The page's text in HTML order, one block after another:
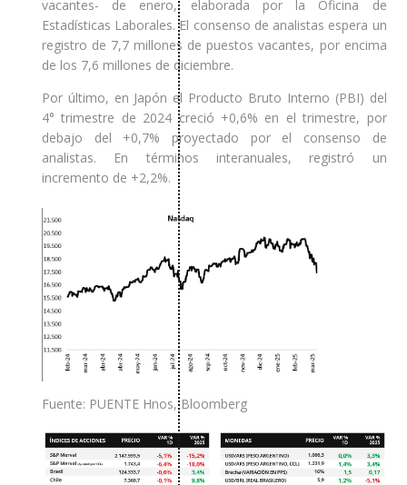
vacantes- de enero, elaborada por la Oficina de
Estadísticas Laborales. El consenso de analistas espera un
registro de 7,7 millones de puestos vacantes, por encima
de los 7,6 millones de diciembre.
Por último, en Japón el Producto Bruto Interno (PBI) del
4° trimestre de 2024 creció +0,6% en el trimestre, por
debajo del +0,7% proyectado por el consenso de
analistas. En términos interanuales, registró un
incremento de +2,2%.
Fuente: PUENTE Hnos, Bloomberg